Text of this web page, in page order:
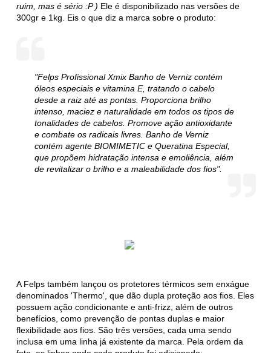
ruim, mas é sério :P ) Ele é disponibilizado nas versões de
300gr e 1kg. Eis o que diz a marca sobre o produto:
"Felps Profissional Xmix Banho de Verniz contém
óleos especiais e vitamina E, tratando o cabelo
desde a raiz até as pontas. Proporciona brilho
intenso, maciez e naturalidade em todos os tipos de
tonalidades de cabelos. Promove ação antioxidante
e combate os radicais livres. Banho de Verniz
contém agente BIOMIMETIC e Queratina Especial,
que propõem hidratação intensa e emoliência, além
de revitalizar o brilho e a maleabilidade dos fios".
A Felps também lançou os protetores térmicos sem enxágue
denominados 'Thermo', que dão dupla proteção aos fios. Eles
possuem ação condicionante e anti-frizz, além de outros
benefícios, como prevenção de pontas duplas e maior
flexibilidade aos fios. São três versões, cada uma sendo
inclusa em uma linha já existente da marca. Pela ordem da